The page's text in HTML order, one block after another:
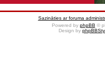
Sazināties ar foruma
Powered by phpBB ©
Design by